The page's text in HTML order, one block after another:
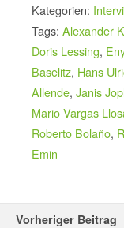
Kategorien:
Tags: Alexander
Doris Lessing,
Baselitz, Hans
Allende, Janis
Mario Vargas
Roberto Bolaño,
Emin
Vorheriger Beitrag